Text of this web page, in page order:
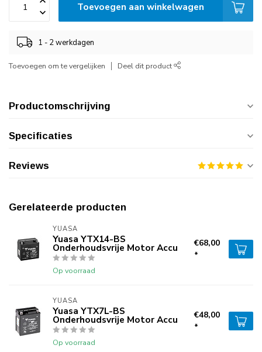
Toevoegen aan winkelwagen
1 - 2 werkdagen
Toevoegen om te vergelijken Deel dit product
Productomschrijving
Specificaties
Reviews
Gerelateerde producten
YUASA
Yuasa YTX14-BS
Onderhoudsvrije Motor Accu
Op voorraad
€68,00
*
YUASA
Yuasa YTX7L-BS
Onderhoudsvrije Motor Accu
Op voorraad
€48,00
*